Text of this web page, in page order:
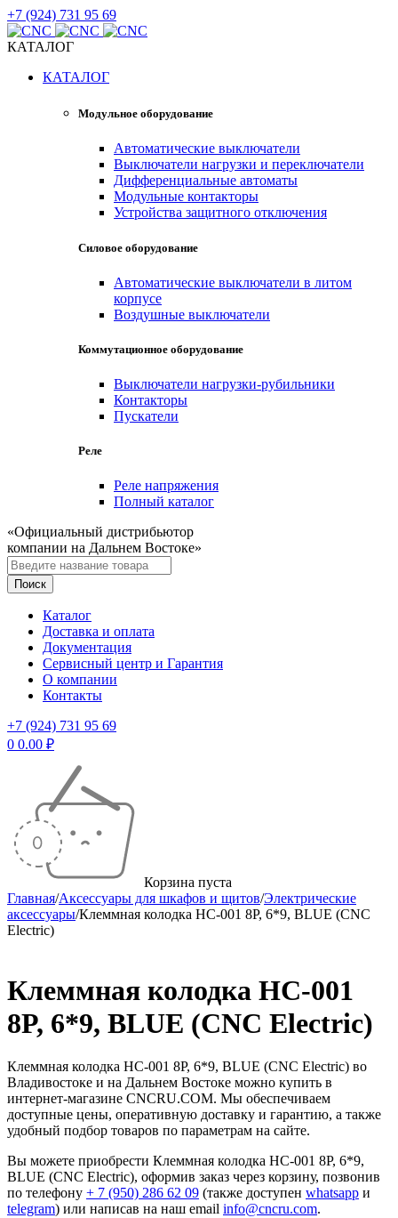
+7 (924) 731 95 69
КАТАЛОГ
КАТАЛОГ
Модульное оборудование
Автоматические выключатели
Выключатели нагрузки и переключатели
Дифференциальные автоматы
Модульные контакторы
Устройства защитного отключения
Силовое оборудование
Автоматические выключатели в литом
корпусе
Воздушные выключатели
Коммутационное оборудование
Выключатели нагрузки-рубильники
Контакторы
Пускатели
Реле
Реле напряжения
Полный каталог
«Официальный дистрибьютор
компании на Дальнем Востоке»
Каталог
Доставка и оплата
Документация
Сервисный центр и Гарантия
О компании
Контакты
+7 (924) 731 95 69
0 0.00 ₽
Корзина пуста
Главная/Аксессуары для шкафов и щитов/Электрические
аксессуары/Клеммная колодка HC-001 8P, 6*9, BLUE (CNC
Electric)
Клеммная колодка HC-001
8P, 6*9, BLUE (CNC Electric)
Клеммная колодка HC-001 8P, 6*9, BLUE (CNC Electric) во
Владивостоке и на Дальнем Востоке можно купить в
интернет-магазине CNCRU.COM. Мы обеспечиваем
доступные цены, оперативную доставку и гарантию, а также
удобный подбор товаров по параметрам на сайте.
Вы можете приобрести Клеммная колодка HC-001 8P, 6*9,
BLUE (CNC Electric), оформив заказ через корзину, позвонив
по телефону + 7 (950) 286 62 09 (также доступен whatsapp и
telegram) или написав на наш email info@cncru.com.